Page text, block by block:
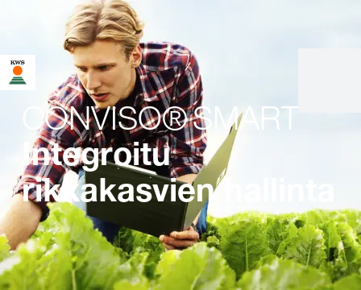
CONVISO® SMART
Integroitu
rikkakasvien hallinta